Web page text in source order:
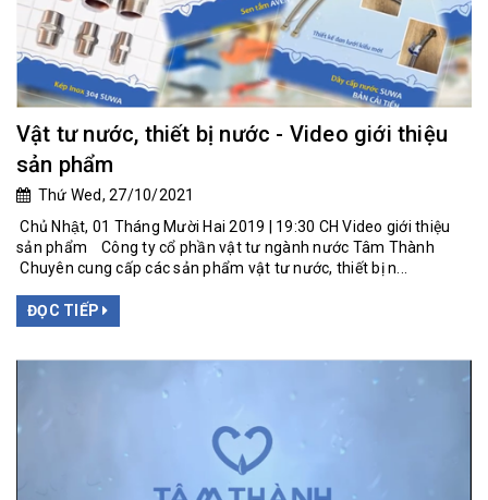
Vật tư nước, thiết bị nước - Video giới thiệu
sản phẩm
Thứ Wed, 27/10/2021
Chủ Nhật, 01 Tháng Mười Hai 2019 | 19:30 CH Video giới thiệu
sản phẩm Công ty cổ phần vật tư ngành nước Tâm Thành
Chuyên cung cấp các sản phẩm vật tư nước, thiết bị n...
ĐỌC TIẾP